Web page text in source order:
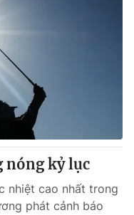
nóng kỷ lục
nhiệt cao nhất trong
phát cảnh báo